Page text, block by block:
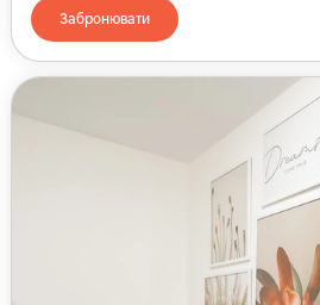
Забронювати